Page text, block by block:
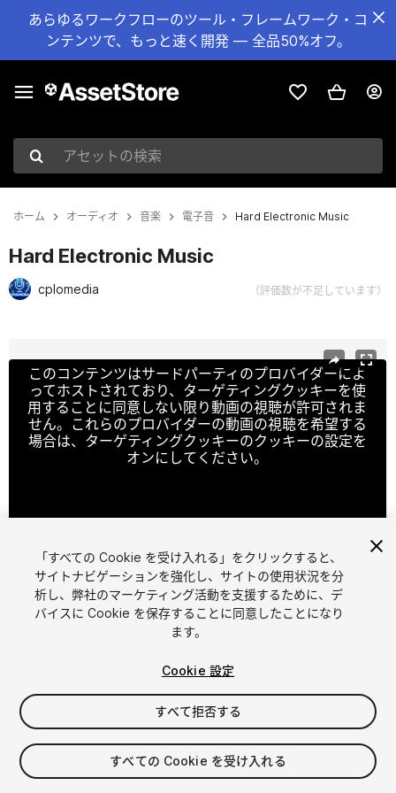
あらゆるワークフローのツール・フレームワーク・コ
ンテンツで、もっと速く開発 — 全品50%オフ。
アセットの検索
ホーム オーディオ 音楽 電子音 Hard Electronic Music
Hard Electronic Music
cplomedia （評価数が不足しています）
このコンテンツはサードパーティのプロバイダーによ
ってホストされており、ターゲティングクッキーを使
用することに同意しない限り動画の視聴が許可されま
せん。これらのプロバイダーの動画の視聴を希望する
場合は、ターゲティングクッキーのクッキーの設定を
オンにしてください。
1/ 13
$10
消費税は決済時に計算されます
「すべての Cookie を受け入れる」をクリックすると、
サイトナビゲーションを強化し、サイトの使用状況を分
析し、弊社のマーケティング活動を支援するために、デ
バイスに Cookie を保存することに同意したことになり
ます。
Cookie 設定
すべて拒否する
すべての Cookie を受け入れる